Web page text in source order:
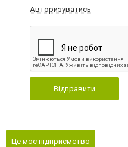
Авторизуватись
Відправити
Це моє підприємство